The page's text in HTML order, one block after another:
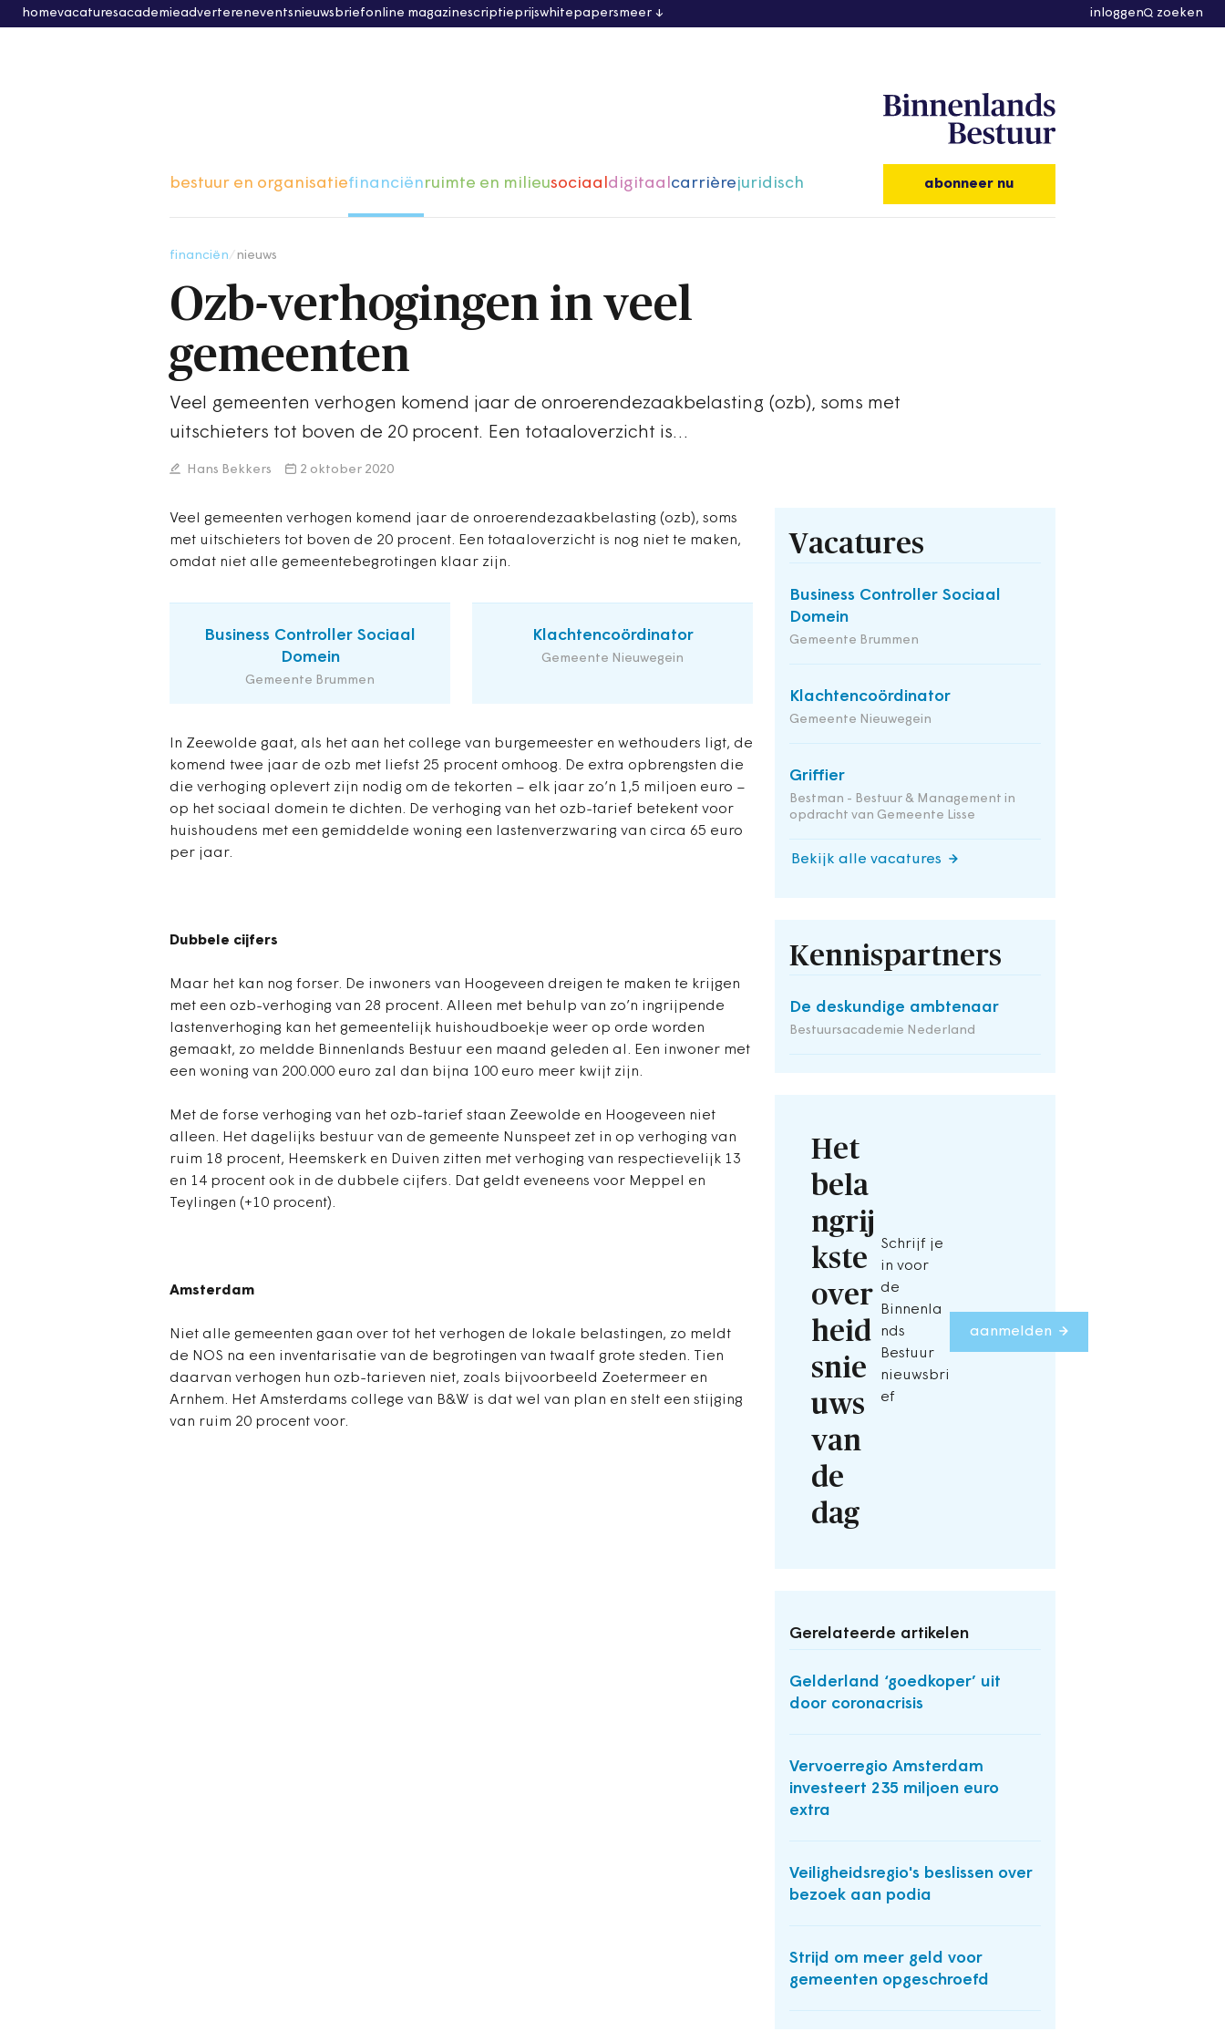
homevacaturesacademieadvertereneventsnieuwsbriefonline magazinescriptieprijswhitepapersmeer inloggen zoeken
bestuur en organisatiefinanciënruimte en milieusociaaldigitaalcarrièrejuridisch abonneer nu
financiën nieuws
Ozb-verhogingen in veel
gemeenten
Veel gemeenten verhogen komend jaar de onroerendezaakbelasting (ozb), soms met
uitschieters tot boven de 20 procent. Een totaaloverzicht is…
Hans Bekkers 2 oktober 2020
Veel gemeenten verhogen komend jaar de onroerendezaakbelasting (ozb), soms
met uitschieters tot boven de 20 procent. Een totaaloverzicht is nog niet te maken,
omdat niet alle gemeentebegrotingen klaar zijn.
Business Controller Sociaal
Domein
Gemeente Brummen
Klachtencoördinator
Gemeente Nieuwegein
In Zeewolde gaat, als het aan het college van burgemeester en wethouders ligt, de
komend twee jaar de ozb met liefst 25 procent omhoog. De extra opbrengsten die
die verhoging oplevert zijn nodig om de tekorten – elk jaar zo’n 1,5 miljoen euro –
op het sociaal domein te dichten. De verhoging van het ozb-tarief betekent voor
huishoudens met een gemiddelde woning een lastenverzwaring van circa 65 euro
per jaar.
Vacatures
Business Controller Sociaal
Domein
Gemeente Brummen
Klachtencoördinator
Gemeente Nieuwegein
Griffier
Bestman - Bestuur & Management in
opdracht van Gemeente Lisse
Bekijk alle vacatures
Kennispartners
De deskundige ambtenaar
Bestuursacademie Nederland
Het
bela
ngrij
kste
over
heid
snie
uws
van
de
dag
Schrijf je
in voor
de
Binnenla
nds
Bestuur
nieuwsbri
ef
aanmelden
Gerelateerde artikelen
Gelderland ‘goedkoper’ uit
door coronacrisis
Vervoerregio Amsterdam
investeert 235 miljoen euro
extra
Veiligheidsregio's beslissen over
bezoek aan podia
Strijd om meer geld voor
gemeenten opgeschroefd
Dubbele cijfers
Maar het kan nog forser. De inwoners van Hoogeveen dreigen te maken te krijgen
met een ozb-verhoging van 28 procent. Alleen met behulp van zo’n ingrijpende
lastenverhoging kan het gemeentelijk huishoudboekje weer op orde worden
gemaakt, zo meldde Binnenlands Bestuur een maand geleden al. Een inwoner met
een woning van 200.000 euro zal dan bijna 100 euro meer kwijt zijn.
Met de forse verhoging van het ozb-tarief staan Zeewolde en Hoogeveen niet
alleen. Het dagelijks bestuur van de gemeente Nunspeet zet in op verhoging van
ruim 18 procent, Heemskerk en Duiven zitten met verhoging van respectievelijk 13
en 14 procent ook in de dubbele cijfers. Dat geldt eveneens voor Meppel en
Teylingen (+10 procent).
Amsterdam
Niet alle gemeenten gaan over tot het verhogen de lokale belastingen, zo meldt
de NOS na een inventarisatie van de begrotingen van twaalf grote steden. Tien
daarvan verhogen hun ozb-tarieven niet, zoals bijvoorbeeld Zoetermeer en
Arnhem. Het Amsterdams college van B&W is dat wel van plan en stelt een stijging
van ruim 20 procent voor.